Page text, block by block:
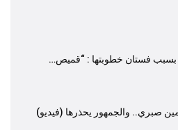
بسبب فستان خطوبتها : “قميص…
صبري.. والجمهور يحذرها (فيديو)